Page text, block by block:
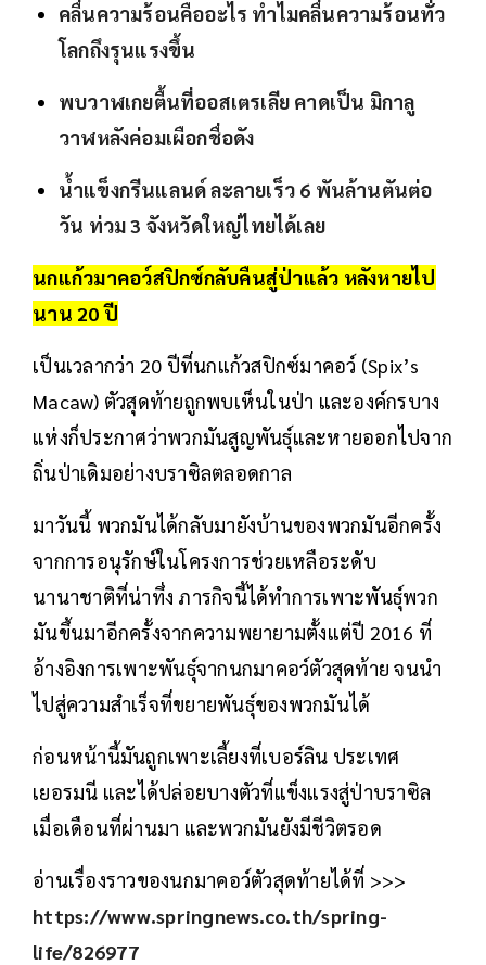
คลื่นความร้อนคืออะไร ทำไมคลื่นความร้อนทั่ว
โลกถึงรุนแรงขึ้น
พบวาฬเกยตื้นที่ออสเตรเลีย คาดเป็น มิกาลู
วาฬหลังค่อมเผือกชื่อดัง
น้ำแข็งกรีนแลนด์ ละลายเร็ว 6 พันล้านตันต่อ
วัน ท่วม 3 จังหวัดใหญ่ไทยได้เลย
นกแก้วมาคอว์สปิกซ์กลับคืนสู่ป่าแล้ว หลังหายไป
นาน 20 ปี
เป็นเวลากว่า 20 ปีที่นกแก้วสปิกซ์มาคอว์ (Spix’s
Macaw) ตัวสุดท้ายถูกพบเห็นในป่า และองค์กรบาง
แห่งก็ประกาศว่าพวกมันสูญพันธุ์และหายออกไปจาก
ถิ่นป่าเดิมอย่างบราซิลตลอดกาล
มาวันนี้ พวกมันได้กลับมายังบ้านของพวกมันอีกครั้ง
จากการอนุรักษ์ในโครงการช่วยเหลือระดับ
นานาชาติที่น่าทึ่ง ภารกิจนี้ได้ทำการเพาะพันธุ์พวก
มันขึ้นมาอีกครั้งจากความพยายามตั้งแต่ปี 2016 ที่
อ้างอิงการเพาะพันธุ์จากนกมาคอว์ตัวสุดท้าย จนนำ
ไปสู่ความสำเร็จที่ขยายพันธุ์ของพวกมันได้
ก่อนหน้านี้มันถูกเพาะเลี้ยงที่เบอร์ลิน ประเทศ
เยอรมนี และได้ปล่อยบางตัวที่แข็งแรงสู่ป่าบราซิล
เมื่อเดือนที่ผ่านมา และพวกมันยังมีชีวิตรอด
อ่านเรื่องราวของนกมาคอว์ตัวสุดท้ายได้ที่ >>>
https://www.springnews.co.th/spring-
life/826977